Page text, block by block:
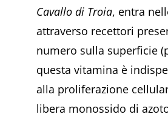
Cavallo di Troia, entra
attraverso recettori
numero sulla superficie
questa vitamina è
alla proliferazione
libera monossido di